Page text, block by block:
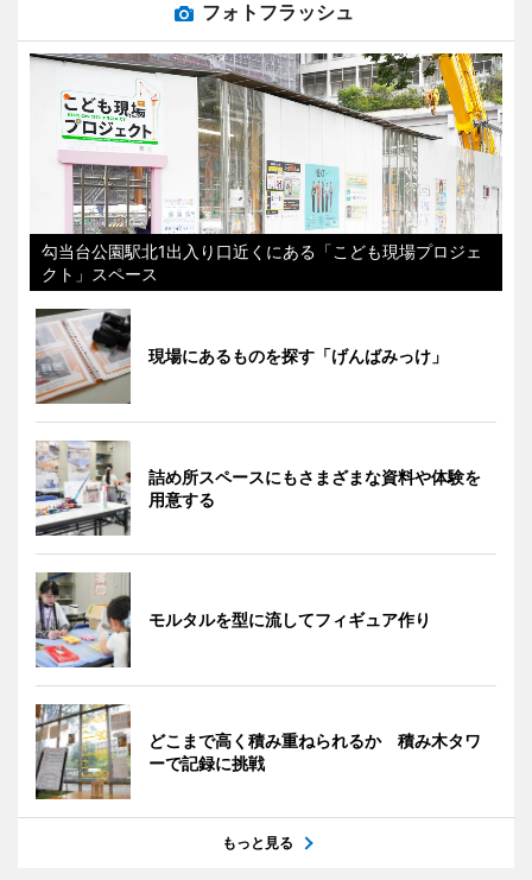
フォトフラッシュ
勾当台公園駅北1出入り口近くにある「こども現場プロジェ
クト」スペース
現場にあるものを探す「げんばみっけ」
詰め所スペースにもさまざまな資料や体験を
用意する
モルタルを型に流してフィギュア作り
どこまで高く積み重ねられるか 積み木タワ
ーで記録に挑戦
もっと見る